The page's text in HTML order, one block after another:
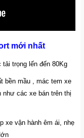
mới nhất
trọng lến đến 80Kg
bền mầu , mác tem xe
như các xe bán trên thị
xe vận hành êm ái, nhẹ